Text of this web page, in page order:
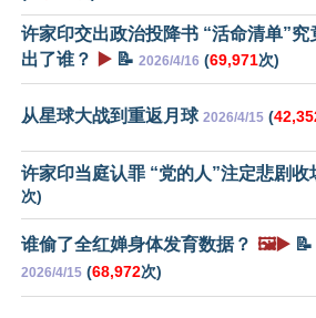
许家印交出政治投降书 “活命清单”究
出了谁？
▶️ 📝 2026/4/16 (69,971次)
从星球大战到重返月球 2026/4/15 (
许家印当庭认罪 “党的人”注定悲剧收
次)
谁偷了全红婵身体发育数据？ 🖼️▶️ 📝
2026/4/15 (68,972次)